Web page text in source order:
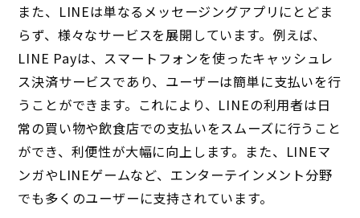
また、LINEは単なるメッセージングアプリにとどま
らず、様々なサービスを展開しています。例えば、
LINE Payは、スマートフォンを使ったキャッシュレ
ス決済サービスであり、ユーザーは簡単に支払いを行
うことができます。これにより、LINEの利用者は日
常の買い物や飲食店での支払いをスムーズに行うこと
ができ、利便性が大幅に向上します。また、LINEマ
ンガやLINEゲームなど、エンターテインメント分野
でも多くのユーザーに支持されています。